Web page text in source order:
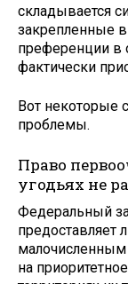
складывается
закрепленные
преференции в
фактически
Вот некоторые
проблемы.
Право
угодьях не
Федеральный
предоставляет
на